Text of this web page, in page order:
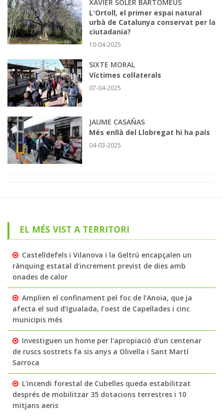
XAVIER SOLER BARTOMEUS
L'Ortoll, el primer espai natural
urbà de Catalunya conservat per la
ciutadania?
10-04-2025
SIXTE MORAL
Víctimes col·laterals
07-04-2025
JAUME CASAÑAS
Més enllà del Llobregat hi ha país
04-03-2025
EL MÉS VIST A TERRITORI
Castelldefels i Vilanova i la Geltrú encapçalen un
rànquing estatal d'increment previst de dies amb
onades de calor
Amplien el confinament pel foc de l’Anoia, que ja
afecta el sud d’Igualada, l’oest de Capellades i cinc
municipis més
Investiguen un home per l'apropiació d'un centenar
de ruscs sostrets fa sis anys a Olivella i Sant Martí
Sarroca
L'incendi forestal de Cubelles queda estabilitzat
després de mobilitzar 35 dotacions terrestres i 10
mitjans aeris